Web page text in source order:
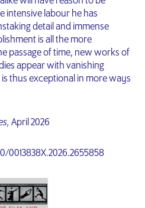
intensive labour he has
detail and immense
is all the more
passage of time, new works of
appear with vanishing
thus exceptional in more ways
April 2026
0013838X.2026.2655858